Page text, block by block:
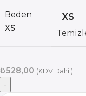
Beden
XS
XS
₺528,00 (KDV Dahil)